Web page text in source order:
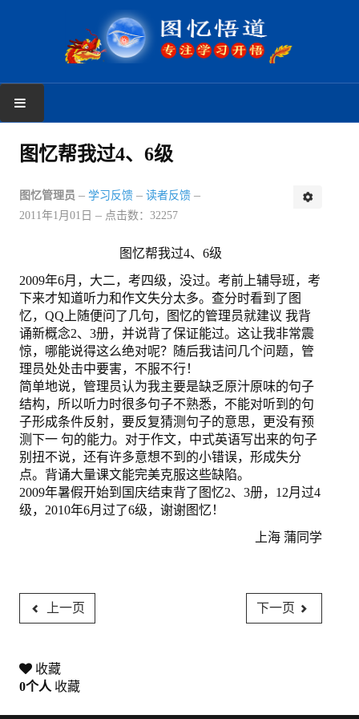
首页
新手上路
图忆课程
图忆第一册
图忆第二册上
图忆第二册下
图忆第三册
购买
购物车
注册/登陆
注册
图忆帮我过4、6级
图忆管理员 学习反馈
读者反馈
2011年1月01日
点击数：32257
图忆帮我过4、6级
2009年6月，大二，考四级，没过。考前上辅导班，考
下来才知道听力和作文失分太多。查分时看到了图
忆，QQ上随便问了几句，图忆的管理员就建议 我背
诵新概念2、3册，并说背了保证能过。这让我非常震
惊，哪能说得这么绝对呢？随后我诘问几个问题，管
理员处处击中要害，不服不行！
简单地说，管理员认为我主要是缺乏原汁原味的句子
结构，所以听力时很多句子不熟悉，不能对听到的句
子形成条件反射，要反复猜测句子的意思，更没有预
测下一 句的能力。对于作文，中式英语写出来的句子
别扭不说，还有许多意想不到的小错误，形成失分
点。背诵大量课文能完美克服这些缺陷。
2009年暑假开始到国庆结束背了图忆2、3册，12月过4
级，2010年6月过了6级，谢谢图忆！
上海 蒲同学
上一页 下一页
收藏
0个人 收藏